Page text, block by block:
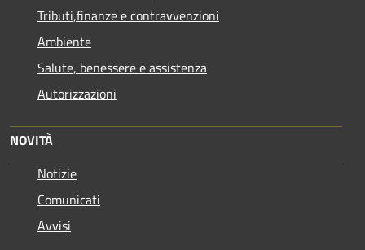
Tributi,finanze e contravvenzioni
Ambiente
Salute, benessere e assistenza
Autorizzazioni
NOVITÀ
Notizie
Comunicati
Avvisi